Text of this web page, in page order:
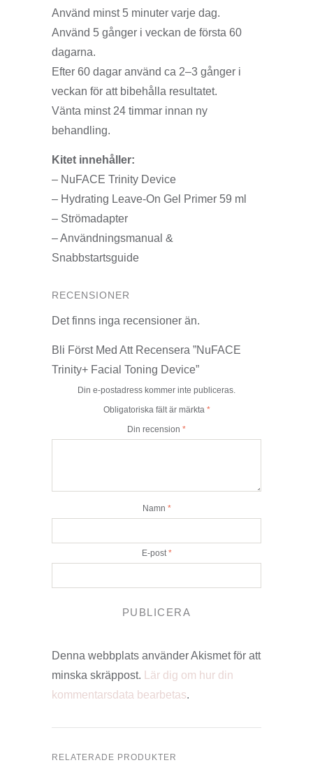
Använd minst 5 minuter varje dag.
Använd 5 gånger i veckan de första 60
dagarna.
Efter 60 dagar använd ca 2–3 gånger i
veckan för att bibehålla resultatet.
Vänta minst 24 timmar innan ny
behandling.
Kitet innehåller:
– NuFACE Trinity Device
– Hydrating Leave-On Gel Primer 59 ml
– Strömadapter
– Användningsmanual &
Snabbstartsguide
RECENSIONER
Det finns inga recensioner än.
Bli Först Med Att Recensera ”NuFACE
Trinity+ Facial Toning Device”
Din e-postadress kommer inte publiceras.
Obligatoriska fält är märkta *
Din recension *
Namn *
E-post *
Denna webbplats använder Akismet för att
minska skräppost.
Lär dig om hur din
kommentarsdata bearbetas.
RELATERADE PRODUKTER